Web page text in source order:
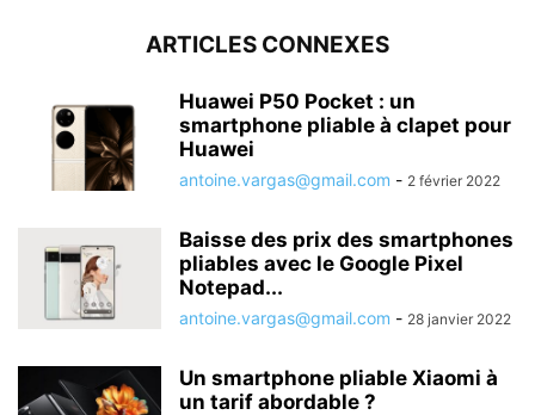
ARTICLES CONNEXES
Huawei P50 Pocket : un
smartphone pliable à clapet pour
Huawei
antoine.vargas@gmail.com - 2 février 2022
Baisse des prix des smartphones
pliables avec le Google Pixel
Notepad...
antoine.vargas@gmail.com - 28 janvier 2022
Un smartphone pliable Xiaomi à
un tarif abordable ?